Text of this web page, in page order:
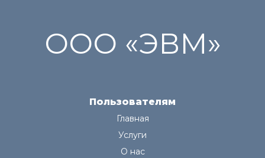
ООО «ЭВМ»
Пользователям
Главная
Услуги
О нас